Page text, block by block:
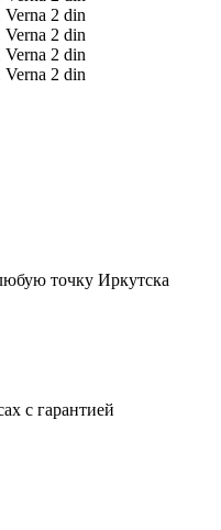
точку Иркутска
с гарантией